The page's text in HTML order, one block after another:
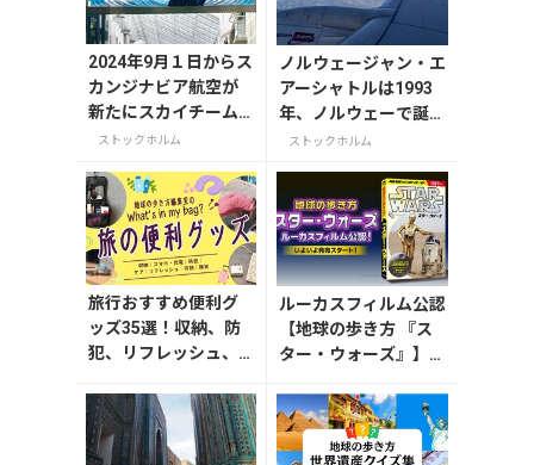
2024年9月１日からス
カンジナビア航空が
新たにスカイチーム
に仲間入り
ストックホルム
ノルウェージャン・エ
アーシャトルは1993
年、ノルウェーで誕生
した格安航空会社で
ストックホルム
旅行おすすめ便利グ
ッズ35選！収納、防
犯、リフレッシュ、
【編集者の旅の持ち
物】
ルーカスフィルム公認
【地球の歩き方 『ス
ター・ウォーズ』】が
定版はホログラム仕様
の特製リバーシブル帯
付き